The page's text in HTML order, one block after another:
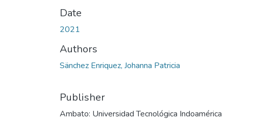
Date
2021
Authors
Sänchez Enriquez, Johanna Patricia
Publisher
Ambato: Universidad Tecnológica Indoamérica